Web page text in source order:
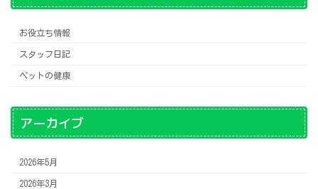
お役立ち情報
スタッフ日記
ペットの健康
アーカイブ
2026年5月
2026年3月